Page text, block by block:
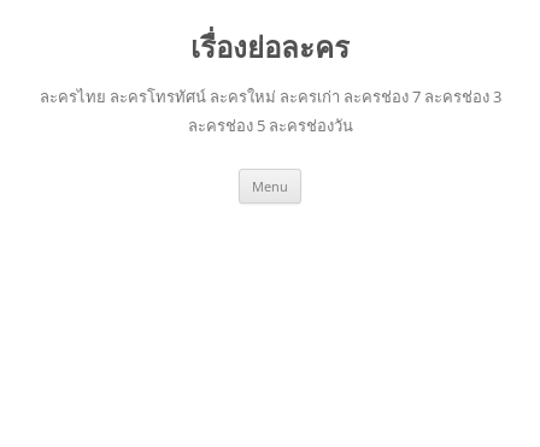
เรื่องย่อละคร
ละครไทย ละครโทรทัศน์ ละครใหม่ ละครเก่า ละครช่อง 7 ละครช่อง 3
ละครช่อง 5 ละครช่องวัน
Menu